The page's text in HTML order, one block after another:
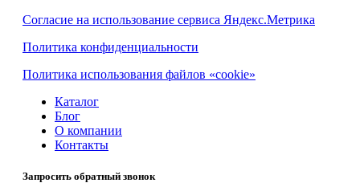
Согласие на использование сервиса Яндекс.Метрика
Политика конфиденциальности
Политика использования файлов «cookie»
Каталог
Блог
О компании
Контакты
Запросить обратный звонок